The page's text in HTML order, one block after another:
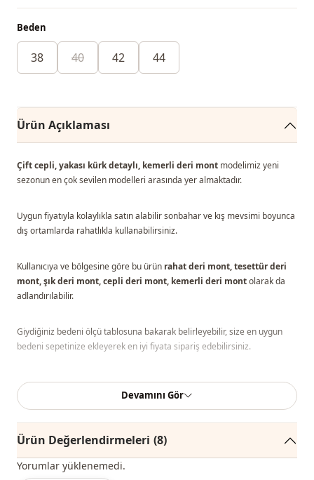
Beden
38 40 42 44
Ürün Açıklaması
Çift cepli, yakası kürk detaylı, kemerli deri mont modelimiz yeni
sezonun en çok sevilen modelleri arasında yer almaktadır.
Uygun fiyatıyla kolaylıkla satın alabilir sonbahar ve kış mevsimi boyunca
dış ortamlarda rahatlıkla kullanabilirsiniz.
Kullanıcıya ve bölgesine göre bu ürün rahat deri mont, tesettür deri
mont, şık deri mont, cepli deri mont, kemerli deri montolarak da
adlandırılabilir.
Giydiğiniz bedeni ölçü tablosuna bakarak belirleyebilir, size en uygun
bedeni sepetinize ekleyerek en iyi fiyata sipariş edebilirsiniz.
Not: Ürün içeriği monttan oluşmaktadır. (Bluz, pantolon, ayakkabı,
çanta ve takılar dekor amaçlı kullanılmaktadır.)
Not: Ürünün renginde konsept çekimlerinden dolayı ton farklılığı olabilir.
Yıkama:30 derecede yıkayınız.
Devamını Gör
Ürün Değerlendirmeleri (8)
Yorumlar yüklenemedi.